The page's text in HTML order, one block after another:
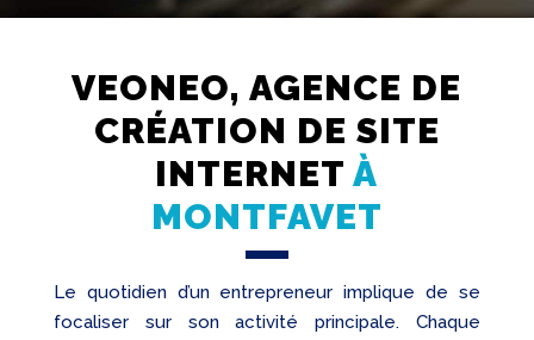
Création
Web
Referencement
Réseaux
Audit
VEONEO, AGENCE DE
CRÉATION DE SITE
INTERNETÀ
MONTFAVET
Le quotidien d’un entrepreneur implique de se
focaliser sur son activité principale. Chaque